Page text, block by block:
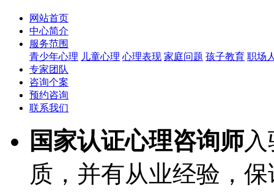
网站首页
中心简介
服务范围
青少年心理 儿童心理 心理表现 家庭问题 孩子教育 职场
专家团队
咨询个案
预约咨询
联系我们
国家认证心理咨询师
质，并有从业经验，